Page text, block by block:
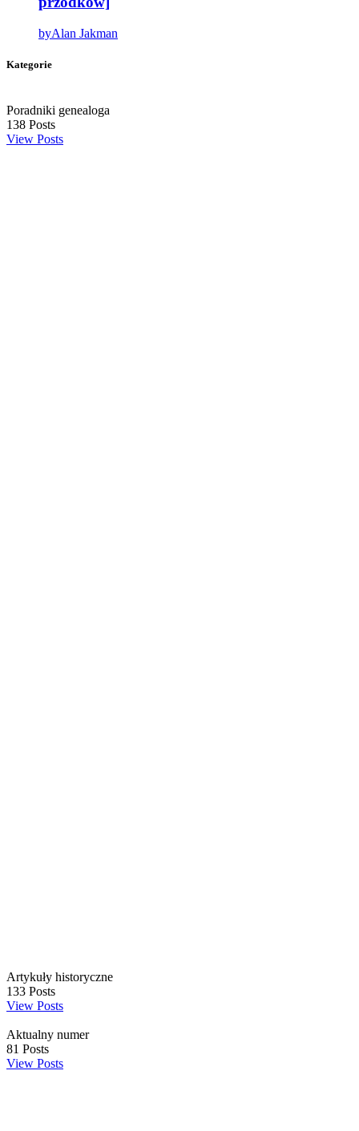
byAlan Jakman
Kategorie
Poradniki genealoga
138 Posts
View Posts
Artykuły historyczne
133 Posts
View Posts
Aktualny numer
81 Posts
View Posts